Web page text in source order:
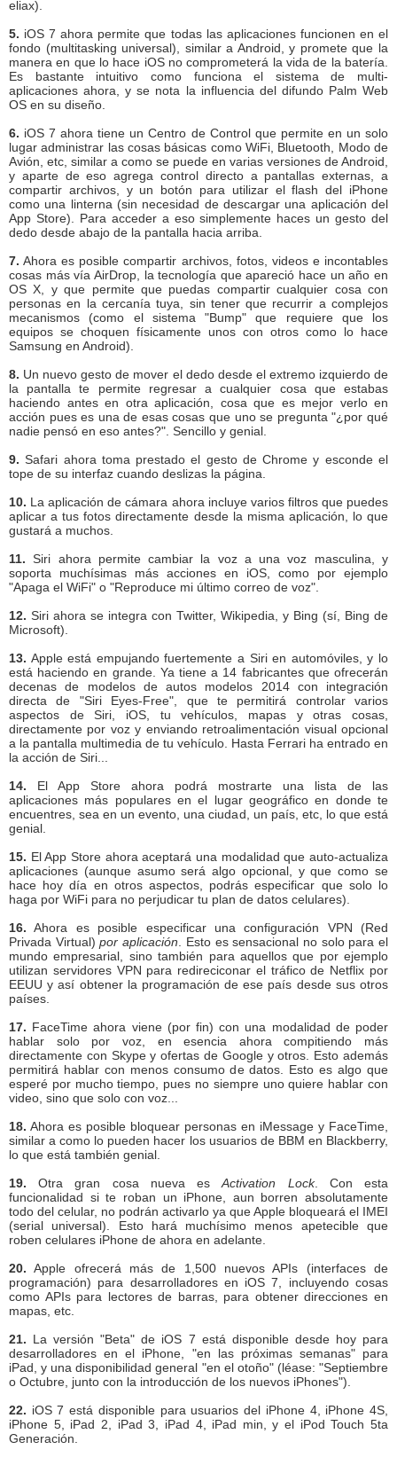
eliax).
5. iOS 7 ahora permite que todas las aplicaciones funcionen en el
fondo (multitasking universal), similar a Android, y promete que la
manera en que lo hace iOS no comprometerá la vida de la batería.
Es bastante intuitivo como funciona el sistema de multi-
aplicaciones ahora, y se nota la influencia del difundo Palm Web
OS en su diseño.
6. iOS 7 ahora tiene un Centro de Control que permite en un solo
lugar administrar las cosas básicas como WiFi, Bluetooth, Modo de
Avión, etc, similar a como se puede en varias versiones de Android,
y aparte de eso agrega control directo a pantallas externas, a
compartir archivos, y un botón para utilizar el flash del iPhone
como una linterna (sin necesidad de descargar una aplicación del
App Store). Para acceder a eso simplemente haces un gesto del
dedo desde abajo de la pantalla hacia arriba.
7. Ahora es posible compartir archivos, fotos, videos e incontables
cosas más vía AirDrop, la tecnología que apareció hace un año en
OS X, y que permite que puedas compartir cualquier cosa con
personas en la cercanía tuya, sin tener que recurrir a complejos
mecanismos (como el sistema "Bump" que requiere que los
equipos se choquen físicamente unos con otros como lo hace
Samsung en Android).
8. Un nuevo gesto de mover el dedo desde el extremo izquierdo de
la pantalla te permite regresar a cualquier cosa que estabas
haciendo antes en otra aplicación, cosa que es mejor verlo en
acción pues es una de esas cosas que uno se pregunta "¿por qué
nadie pensó en eso antes?". Sencillo y genial.
9. Safari ahora toma prestado el gesto de Chrome y esconde el
tope de su interfaz cuando deslizas la página.
10. La aplicación de cámara ahora incluye varios filtros que puedes
aplicar a tus fotos directamente desde la misma aplicación, lo que
gustará a muchos.
11. Siri ahora permite cambiar la voz a una voz masculina, y
soporta muchísimas más acciones en iOS, como por ejemplo
"Apaga el WiFi" o "Reproduce mi último correo de voz".
12. Siri ahora se integra con Twitter, Wikipedia, y Bing (sí, Bing de
Microsoft).
13. Apple está empujando fuertemente a Siri en automóviles, y lo
está haciendo en grande. Ya tiene a 14 fabricantes que ofrecerán
decenas de modelos de autos modelos 2014 con integración
directa de "Siri Eyes-Free", que te permitirá controlar varios
aspectos de Siri, iOS, tu vehículos, mapas y otras cosas,
directamente por voz y enviando retroalimentación visual opcional
a la pantalla multimedia de tu vehículo. Hasta Ferrari ha entrado en
la acción de Siri...
14. El App Store ahora podrá mostrarte una lista de las
aplicaciones más populares en el lugar geográfico en donde te
encuentres, sea en un evento, una ciudad, un país, etc, lo que está
genial.
15. El App Store ahora aceptará una modalidad que auto-actualiza
aplicaciones (aunque asumo será algo opcional, y que como se
hace hoy día en otros aspectos, podrás especificar que solo lo
haga por WiFi para no perjudicar tu plan de datos celulares).
16. Ahora es posible especificar una configuración VPN (Red
Privada Virtual)por aplicación . Esto es sensacional no solo para el
mundo empresarial, sino también para aquellos que por ejemplo
utilizan servidores VPN para redireciconar el tráfico de Netflix por
EEUU y así obtener la programación de ese país desde sus otros
países.
17. FaceTime ahora viene (por fin) con una modalidad de poder
hablar solo por voz, en esencia ahora compitiendo más
directamente con Skype y ofertas de Google y otros. Esto además
permitirá hablar con menos consumo de datos. Esto es algo que
esperé por mucho tiempo, pues no siempre uno quiere hablar con
video, sino que solo con voz...
18. Ahora es posible bloquear personas en iMessage y FaceTime,
similar a como lo pueden hacer los usuarios de BBM en Blackberry,
lo que está también genial.
19. Otra gran cosa nueva esActivation Lock. Con esta
funcionalidad si te roban un iPhone, aun borren absolutamente
todo del celular, no podrán activarlo ya que Apple bloqueará el IMEI
(serial universal). Esto hará muchísimo menos apetecible que
roben celulares iPhone de ahora en adelante.
20. Apple ofrecerá más de 1,500 nuevos APIs (interfaces de
programación) para desarrolladores en iOS 7, incluyendo cosas
como APIs para lectores de barras, para obtener direcciones en
mapas, etc.
21. La versión "Beta" de iOS 7 está disponible desde hoy para
desarrolladores en el iPhone, "en las próximas semanas" para
iPad, y una disponibilidad general "en el otoño" (léase: "Septiembre
o Octubre, junto con la introducción de los nuevos iPhones").
22. iOS 7 está disponible para usuarios del iPhone 4, iPhone 4S,
iPhone 5, iPad 2, iPad 3, iPad 4, iPad min, y el iPod Touch 5ta
Generación.